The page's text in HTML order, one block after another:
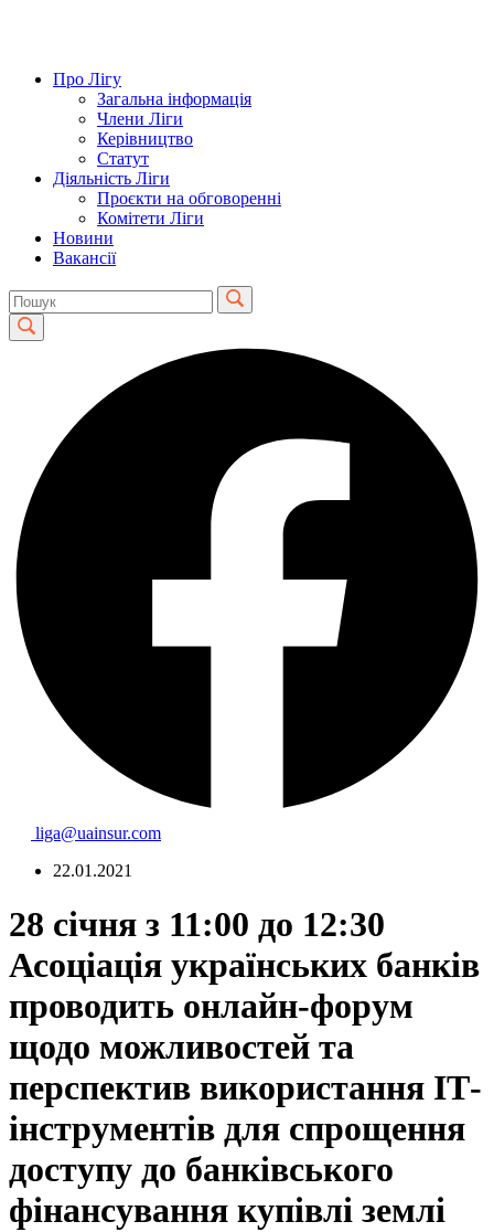
Про Лігу
Загальна інформація
Члени Ліги
Керівництво
Статут
Діяльність Ліги
Проєкти на обговоренні
Комітети Ліги
Новини
Вакансії
liga@uainsur.com
22.01.2021
28 січня з 11:00 до 12:30
Асоціація українських банків
проводить онлайн-форум
щодо можливостей та
перспектив використання ІТ-
інструментів для спрощення
доступу до банківського
фінансування купівлі землі